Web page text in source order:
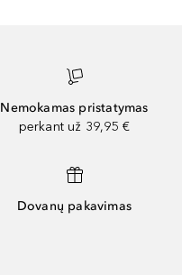
Nemokamas pristatymas
perkant už 39,95 €
Dovanų pakavimas